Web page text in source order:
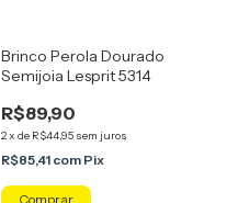
Brinco Perola Dourado
Semijoia Lesprit 5314
R$89,90
2x de R$44,95 sem juros
R$85,41 com Pix